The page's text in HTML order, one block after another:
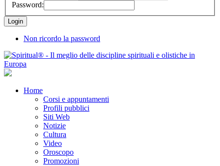
Password:
Non ricordo la password
Home
Corsi e appuntamenti
Profili pubblici
Siti Web
Notizie
Cultura
Video
Oroscopo
Promozioni